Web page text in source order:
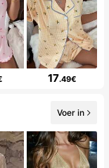
17.49€
Voer in